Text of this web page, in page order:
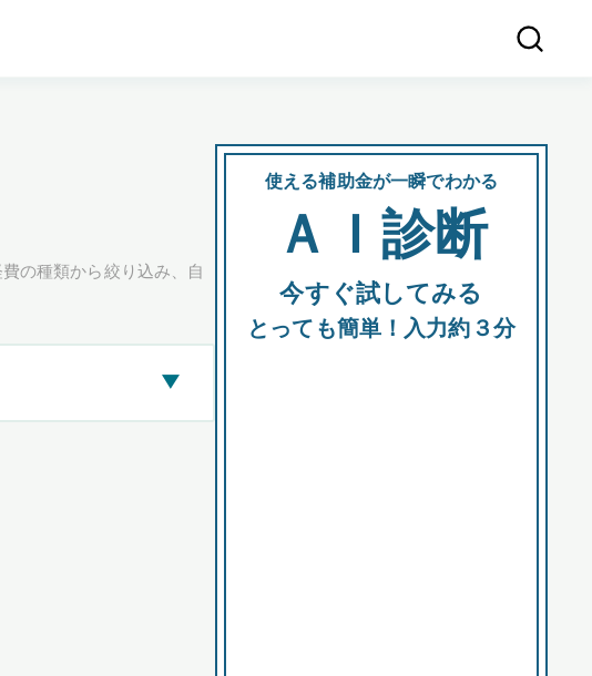
の種類から絞り込み、自
▶
使える補助金が一瞬でわかる
ＡＩ診断
今すぐ試してみる
とっても簡単！入力約３分